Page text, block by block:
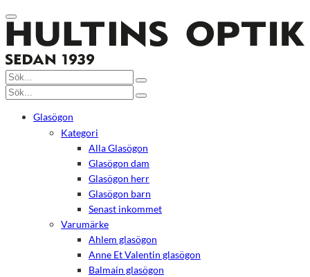
Glasögon
Kategori
Alla Glasögon
Glasögon dam
Glasögon herr
Glasögon barn
Senast inkommet
Varumärke
Ahlem glasögon
Anne Et Valentin glasögon
Balmain glasögon